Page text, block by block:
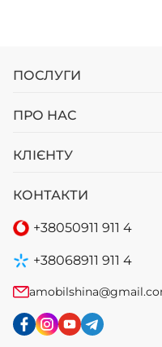
ПОСЛУГИ
ПРО НАС
КЛІЄНТУ
КОНТАКТИ
+38050911 911 4
+38068911 911 4